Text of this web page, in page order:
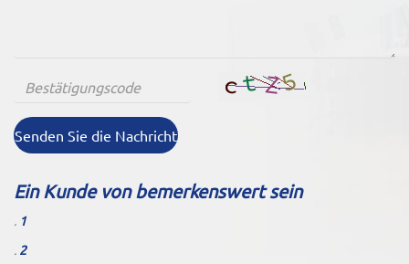
Senden Sie die Nachricht
Ein Kunde von bemerkenswert sein
. 1
. 2